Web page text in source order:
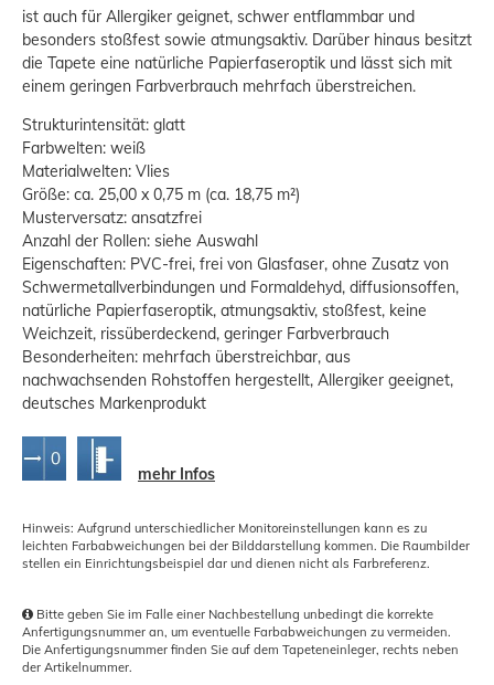
ist auch für Allergiker geignet, schwer entflammbar und
besonders stoßfest sowie atmungsaktiv. Darüber hinaus besitzt
die Tapete eine natürliche Papierfaseroptik und lässt sich mit
einem geringen Farbverbrauch mehrfach überstreichen.
Strukturintensität: glatt
Farbwelten: weiß
Materialwelten: Vlies
Größe: ca. 25,00 x 0,75 m (ca. 18,75 m²)
Musterversatz: ansatzfrei
Anzahl der Rollen: siehe Auswahl
Eigenschaften: PVC-frei, frei von Glasfaser, ohne Zusatz von
Schwermetallverbindungen und Formaldehyd, diffusionsoffen,
natürliche Papierfaseroptik, atmungsaktiv, stoßfest, keine
Weichzeit, rissüberdeckend, geringer Farbverbrauch
Besonderheiten: mehrfach überstreichbar, aus
nachwachsenden Rohstoffen hergestellt, Allergiker geeignet,
deutsches Markenprodukt
mehr Infos
Hinweis: Aufgrund unterschiedlicher Monitoreinstellungen kann es zu
leichten Farbabweichungen bei der Bilddarstellung kommen. Die Raumbilder
stellen ein Einrichtungsbeispiel dar und dienen nicht als Farbreferenz.
Bitte geben Sie im Falle einer Nachbestellung unbedingt die korrekte
Anfertigungsnummer an, um eventuelle Farbabweichungen zu vermeiden.
Die Anfertigungsnummer finden Sie auf dem Tapeteneinleger, rechts neben
der Artikelnummer.